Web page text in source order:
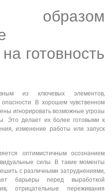
готовность
из ключевых элементов,
В хорошем чувственном
игнорировать возможные угрозы
Это делает их более готовыми к
изменение работы или запуск
оптимистичным осознанием
силы. В такие моменты
с различными затруднениями,
барьеры перед выработкой
отрицательные переживания